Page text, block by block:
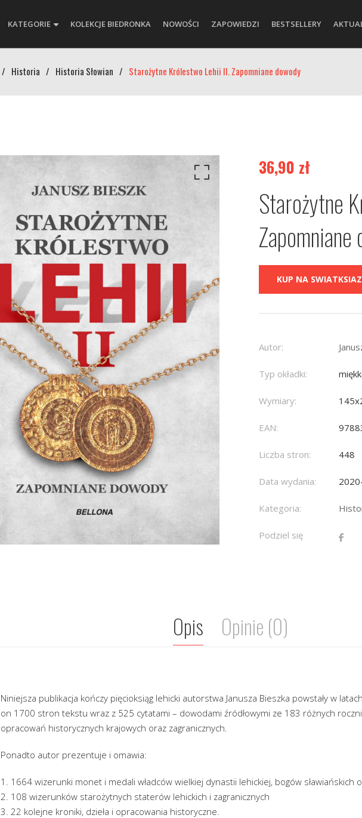
KATEGORIE KOLEKCJE BIEDRONKA NOWOŚCI ZAPOWIEDZI BESTSELLERY
/ Historia / Historia Słowian / Starożytne Królestwo Lehii II. Zapomniane dowody
36,90 zł
Starożytne
Zapomniane
KUP NA
Autor:
Typ okładki:
Wymiary:
EAN:
Liczba stron: 448
Data wydania:
Kategoria:
Podziel się
Opis Opinie (0)
Niniejsza publikacja kończy pięcioksiąg lehicki autorstwa Janusza Bieszka powstały w
on 1700 stron tekstu wraz z 525 cytatami – dowodami źródłowymi ze 183 różnych
opracowań historycznych krajowych oraz zagranicznych.
Ponadto autor prezentuje i omawia:
1. 1664 wizerunki monet i medali władców wielkiej dynastii lehickiej, bogów sławiańskich
2. 108 wizerunków starożytnych staterów lehickich i zagranicznych
3. 22 kolejne kroniki, dzieła i opracowania historyczne.